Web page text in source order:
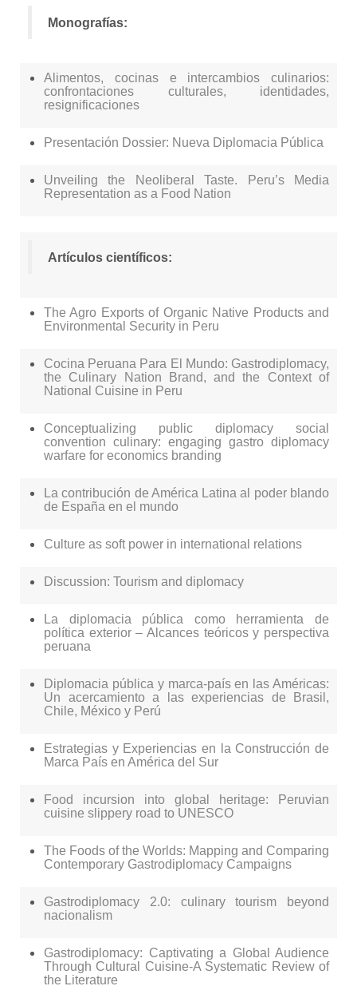
Monografías:
Alimentos, cocinas e intercambios culinarios:
confrontaciones culturales, identidades,
resignificaciones
Presentación Dossier: Nueva Diplomacia Pública
Unveiling the Neoliberal Taste. Peru’s Media
Representation as a Food Nation
Artículos científicos:
The Agro Exports of Organic Native Products and
Environmental Security in Peru
Cocina Peruana Para El Mundo: Gastrodiplomacy,
the Culinary Nation Brand, and the Context of
National Cuisine in Peru
Conceptualizing public diplomacy social
convention culinary: engaging gastro diplomacy
warfare for economics branding
La contribución de América Latina al poder blando
de España en el mundo
Culture as soft power in international relations
Discussion: Tourism and diplomacy
La diplomacia pública como herramienta de
política exterior – Alcances teóricos y perspectiva
peruana
Diplomacia pública y marca-país en las Américas:
Un acercamiento a las experiencias de Brasil,
Chile, México y Perú
Estrategias y Experiencias en la Construcción de
Marca País en América del Sur
Food incursion into global heritage: Peruvian
cuisine slippery road to UNESCO
The Foods of the Worlds: Mapping and Comparing
Contemporary Gastrodiplomacy Campaigns
Gastrodiplomacy 2.0: culinary tourism beyond
nacionalism
Gastrodiplomacy: Captivating a Global Audience
Through Cultural Cuisine-A Systematic Review of
the Literature